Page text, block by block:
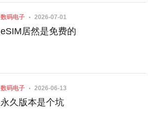
数码电子 2026-07-01
eSIM居然是免费的
数码电子 2026-06-13
永久版本是个坑
在ECS上部署wordpress